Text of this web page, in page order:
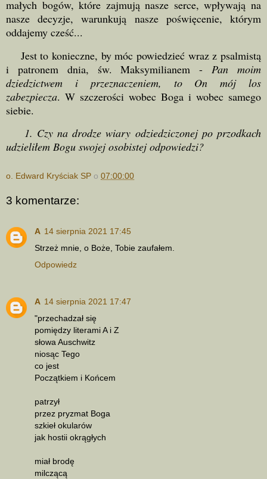
małych bogów, które zajmują nasze serce, wpływają na
nasze decyzje, warunkują nasze poświęcenie, którym
oddajemy cześć...
Jest to konieczne, by móc powiedzieć wraz z psalmistą
i patronem dnia, św. Maksymilianem - Pan moim
dziedzictwem i przeznaczeniem, to On mój los
zabezpiecza. W szczerości wobec Boga i wobec samego
siebie.
1. Czy na drodze wiary odziedziczonej po przodkach
udzieliłem Bogu swojej osobistej odpowiedzi?
o. Edward Kryściak SP o 07:00:00
3 komentarze:
A 14 sierpnia 2021 17:45
Strzeż mnie, o Boże, Tobie zaufałem.
Odpowiedz
A 14 sierpnia 2021 17:47
"przechadzał się
pomiędzy literami A i Z
słowa Auschwitz
niosąc Tego
co jest
Początkiem i Końcem
patrzył
przez pryzmat Boga
szkieł okularów
jak hostii okrągłych
miał brodę
milczącą